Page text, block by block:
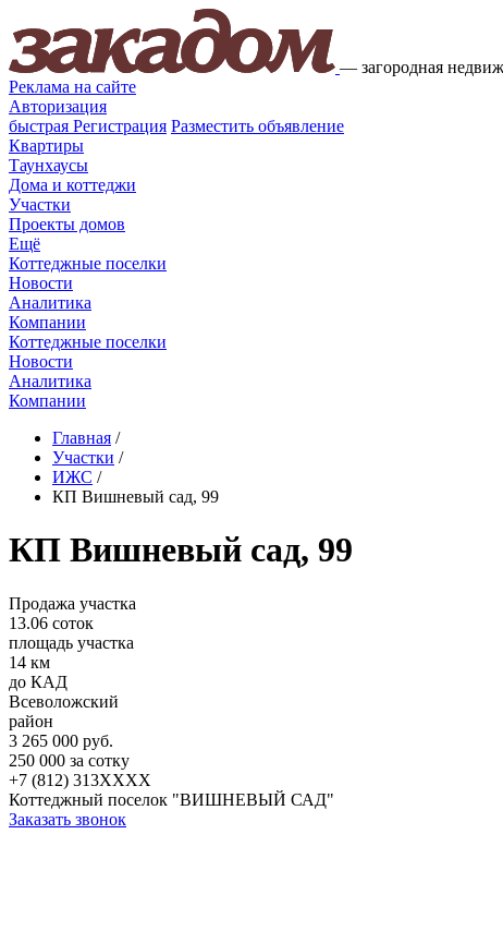
— загородная
Реклама на сайте
Авторизация
быстрая Регистрация Разместить объявление
Квартиры
Таунхаусы
Дома и коттеджи
Участки
Проекты домов
Ещё
Коттеджные поселки
Новости
Аналитика
Компании
Коттеджные поселки
Новости
Аналитика
Компании
Главная /
Участки /
ИЖС /
КП Вишневый сад, 99
КП Вишневый сад, 99
Продажа участка
13.06 соток
площадь участка
14 км
до КАД
Всеволожский
район
3 265 000 руб.
250 000 за сотку
+7 (812) 313XXXX
Коттеджный поселок "ВИШНЕВЫЙ САД"
Заказать звонок